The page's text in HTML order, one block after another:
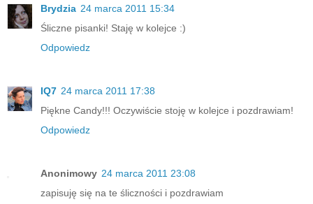
Brydzia 24 marca 2011 15:34
Śliczne pisanki! Staję w kolejce :)
Odpowiedz
IQ7 24 marca 2011 17:38
Piękne Candy!!! Oczywiście stoję w kolejce i pozdrawiam!
Odpowiedz
Anonimowy 24 marca 2011 23:08
zapisuję się na te śliczności i pozdrawiam